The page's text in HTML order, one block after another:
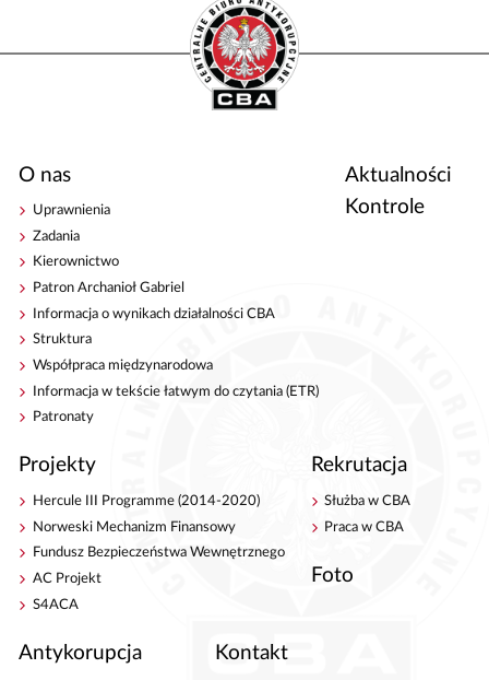
O nas
Uprawnienia
Zadania
Kierownictwo
Patron Archanioł Gabriel
Informacja o wynikach działalności CBA
Struktura
Współpraca międzynarodowa
Informacja w tekście łatwym do czytania (ETR)
Patronaty
Aktualności
Kontrole
Projekty
Hercule III Programme (2014-2020)
Norweski Mechanizm Finansowy
Fundusz Bezpieczeństwa Wewnętrznego
AC Projekt
S4ACA
Rekrutacja
Służba w CBA
Praca w CBA
Foto
Antykorupcja Kontakt